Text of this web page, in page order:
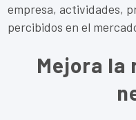
empresa, actividades,
percibidos en el
Mejora la